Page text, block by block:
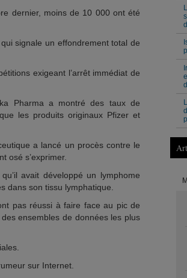
dernier, moins de 10 000 ont été
signale un effondrement total de
exigeant l’arrêt immédiat de
Pharma a montré des taux de
les produits originaux Pfizer et
a lancé un procès contre le
osé s’exprimer.
avait développé un lymphome
dans son tissu lymphatique.
pas réussi à faire face au pic de
ensembles de données les plus
sur Internet.